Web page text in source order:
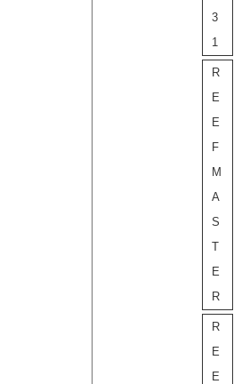
3
1
R
E
E
F
M
A
S
T
E
R
R
E
E